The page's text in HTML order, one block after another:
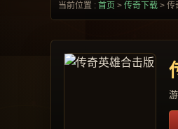
当前位置 : 首页 > 传奇下载 > 传